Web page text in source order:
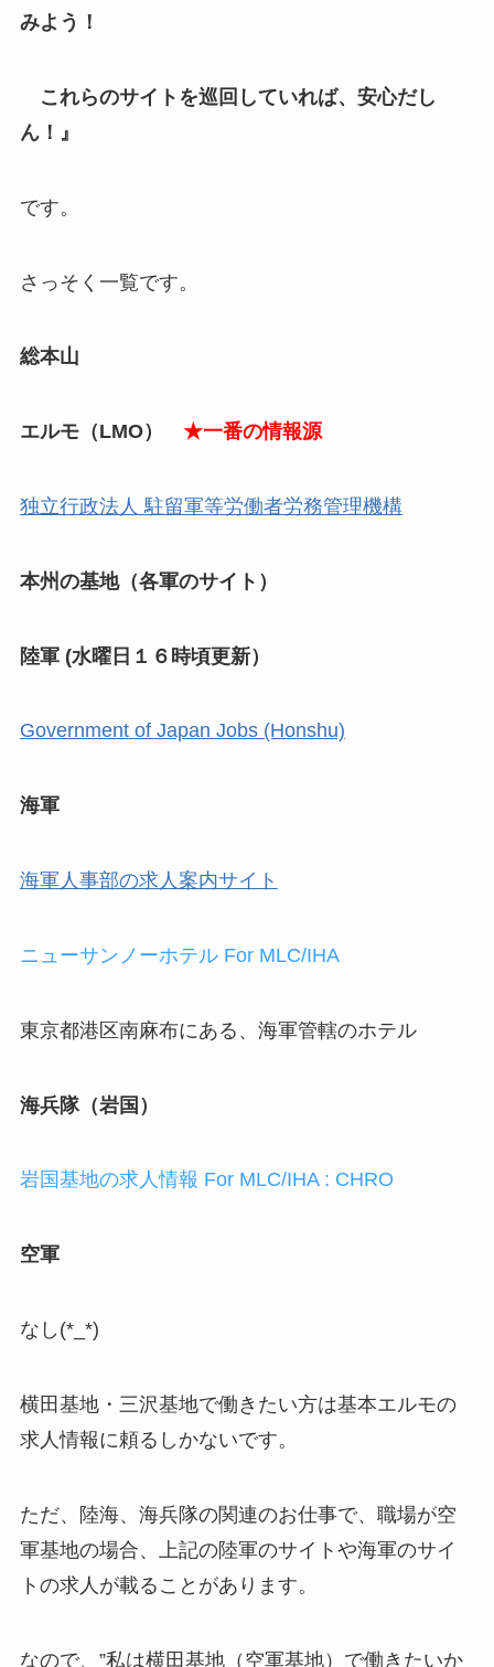
みよう！
これらのサイトを巡回していれば、安心だし
ん！』
です。
さっそく一覧です。
総本山
エルモ（LMO） ★一番の情報源
独立行政法人 駐留軍等労働者労務管理機構
本州の基地（各軍のサイト）
陸軍 (水曜日１６時頃更新）
Government of Japan Jobs (Honshu)
海軍
海軍人事部の求人案内サイト
ニューサンノーホテル For MLC/IHA
東京都港区南麻布にある、海軍管轄のホテル
海兵隊（岩国）
岩国基地の求人情報 For MLC/IHA : CHRO
空軍
なし(*_*)
横田基地・三沢基地で働きたい方は基本エルモの
求人情報に頼るしかないです。
ただ、陸海、海兵隊の関連のお仕事で、職場が空
軍基地の場合、上記の陸軍のサイトや海軍のサイ
トの求人が載ることがあります。
なので、”私は横田基地（空軍基地）で働きたいか